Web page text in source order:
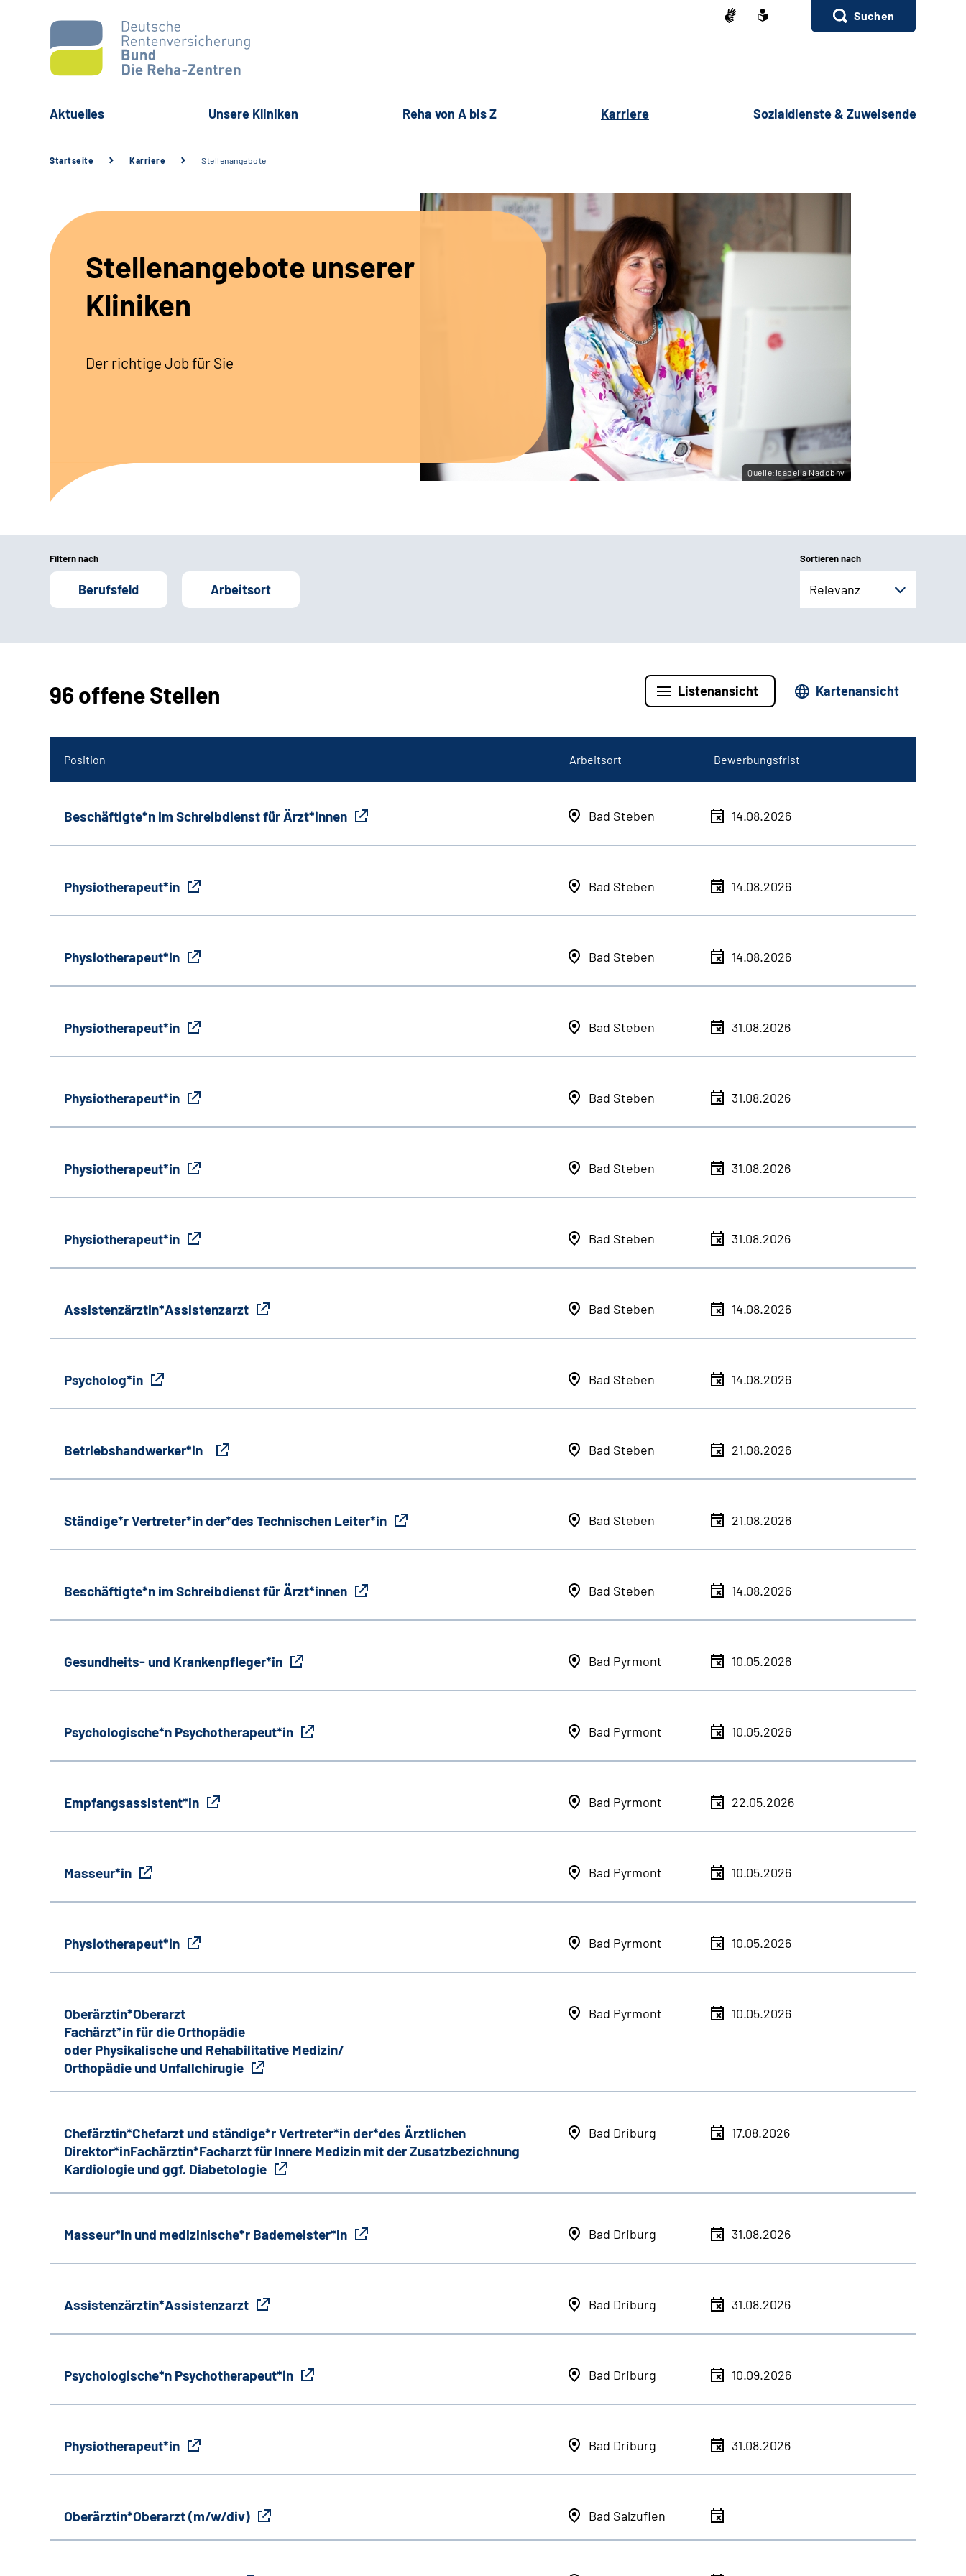
Suchen
Aktuelles Unsere Kliniken Reha von A bis Z Karriere Sozialdienste & Zuweisende
Startseite Karriere Stellenangebote
Stellenangebote unserer
Kliniken
Der richtige Job für Sie
Quelle:Isabella Nadobny
Filtern nach
Berufsfeld Arbeitsort
Sortieren nach
Relevanz
96 offene Stellen Listenansicht Kartenansicht
Position Arbeitsort Bewerbungsfrist
Beschäftigte*n im Schreibdienst für Ärzt*innen Bad Steben 14.08.2026
Physiotherapeut*in Bad Steben 14.08.2026
Physiotherapeut*in Bad Steben 14.08.2026
Physiotherapeut*in Bad Steben 31.08.2026
Physiotherapeut*in Bad Steben 31.08.2026
Physiotherapeut*in Bad Steben 31.08.2026
Physiotherapeut*in Bad Steben 31.08.2026
Assistenzärztin*Assistenzarzt Bad Steben 14.08.2026
Psycholog*in Bad Steben 14.08.2026
Betriebshandwerker*in Bad Steben 21.08.2026
Ständige*r Vertreter*in der*des Technischen Leiter*in Bad Steben 21.08.2026
Beschäftigte*n im Schreibdienst für Ärzt*innen Bad Steben 14.08.2026
Gesundheits- und Krankenpfleger*in Bad Pyrmont 10.05.2026
Psychologische*n Psychotherapeut*in Bad Pyrmont 10.05.2026
Empfangsassistent*in Bad Pyrmont 22.05.2026
Masseur*in Bad Pyrmont 10.05.2026
Physiotherapeut*in Bad Pyrmont 10.05.2026
Oberärztin*Oberarzt
Fachärzt*in für die Orthopädie
oder Physikalische und Rehabilitative Medizin/
Orthopädie und Unfallchirugie
Bad Pyrmont 10.05.2026
Chefärztin*Chefarzt und ständige*r Vertreter*in der*des Ärztlichen
Direktor*inFachärztin*Facharzt für Innere Medizin mit der Zusatzbezichnung
Kardiologie und ggf. Diabetologie
Bad Driburg 17.08.2026
Masseur*in und medizinische*r Bademeister*in Bad Driburg 31.08.2026
Assistenzärztin*Assistenzarzt Bad Driburg 31.08.2026
Psychologische*n Psychotherapeut*in Bad Driburg 10.09.2026
Physiotherapeut*in Bad Driburg 31.08.2026
Oberärztin*Oberarzt (m/w/div) Bad Salzuflen